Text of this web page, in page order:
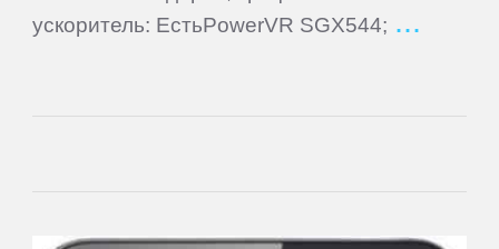
ускоритель: ЕстьPowerVR SGX544;